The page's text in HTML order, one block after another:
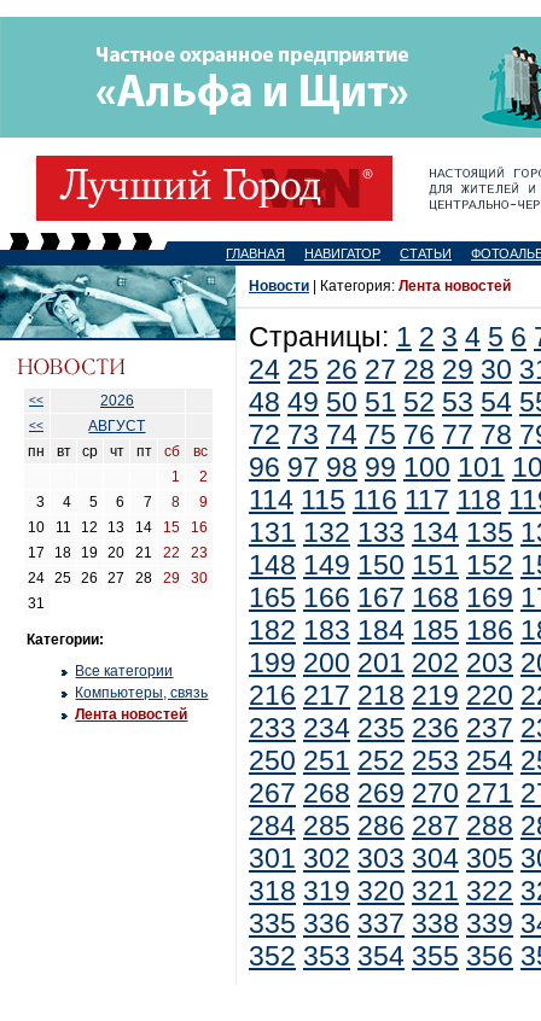
ГЛАВНАЯ НАВИГАТОР СТАТЬИ
<< 2026
<<
АВГУСТ
пн
вт ср чт пт сб
вс
1
2
3
4 5 6 7 8
9
10
11 12 13 14 15
16
17
18 19 20 21 22
23
24
25 26 27 28 29
30
31
Категории:
Все категории
Компьютеры, связь
Лента новостей
Новости | Категория: Лента новостей
Страницы: 1 2 3 4 5 6
24 25 26 27 28 29 30
48 49 50 51 52 53 54
72 73 74 75 76 77 78
96 97 98 99 100 101
114 115 116 117 118
131 132 133 134 135
148 149 150 151 152
165 166 167 168 169
182 183 184 185 186
199 200 201 202 203
216 217 218 219 220
233 234 235 236 237
250 251 252 253 254
267 268 269 270 271
284 285 286 287 288
301 302 303 304 305
318 319 320 321 322
335 336 337 338 339
352 353 354 355 356